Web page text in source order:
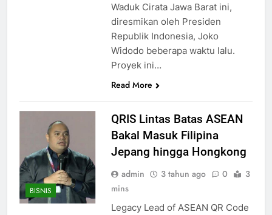
Waduk Cirata Jawa Barat ini,
diresmikan oleh Presiden
Republik Indonesia, Joko
Widodo beberapa waktu lalu.
Proyek ini…
Read More
BISNIS
QRIS Lintas Batas ASEAN
Bakal Masuk Filipina
Jepang hingga Hongkong
admin 3 tahun ago 0
3
mins
Legacy Lead of ASEAN QR Code